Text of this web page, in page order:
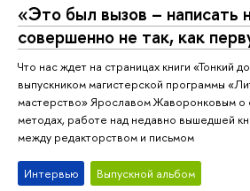
«Это был вызов – написать
совершенно не так, как
Что нас ждет на страницах книги «Тонкий
выпускником магистерской программы
мастерство» Ярославом Жаворонковым о
методах, работе над недавно вышедшей
между редакторством и письмом
Интервью Выпускной альбом